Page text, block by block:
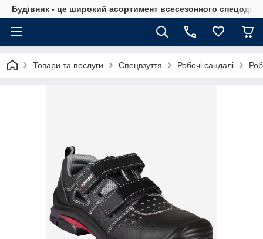
Будівник - це широкий асортимент всесезонного спецодягу
Товари та послуги Спецвзуття Робочі сандалі